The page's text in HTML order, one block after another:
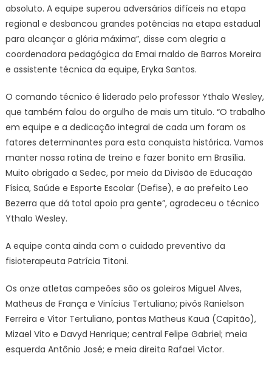
Escolares
Brasileiros
absoluto. A equipe superou adversários difíceis na etapa
regional e desbancou grandes potências na etapa estadual
para alcançar a glória máxima”, disse com alegria a
coordenadora pedagógica da Emai rnaldo de Barros Moreira
e assistente técnica da equipe, Eryka Santos.
O comando técnico é liderado pelo professor Ythalo Wesley,
que também falou do orgulho de mais um titulo. “O trabalho
em equipe e a dedicação integral de cada um foram os
fatores determinantes para esta conquista histórica. Vamos
manter nossa rotina de treino e fazer bonito em Brasília.
Muito obrigado a Sedec, por meio da Divisão de Educação
Física, Saúde e Esporte Escolar (Defise), e ao prefeito Leo
Bezerra que dá total apoio pra gente”, agradeceu o técnico
Ythalo Wesley.
A equipe conta ainda com o cuidado preventivo da
fisioterapeuta Patrícia Titoni.
Os onze atletas campeões são os goleiros Miguel Alves,
Matheus de França e Vinícius Tertuliano; pivôs Ranielson
Ferreira e Vitor Tertuliano, pontas Matheus Kauã (Capitão),
Mizael Vito e Davyd Henrique; central Felipe Gabriel; meia
esquerda Antônio José; e meia direita Rafael Victor.